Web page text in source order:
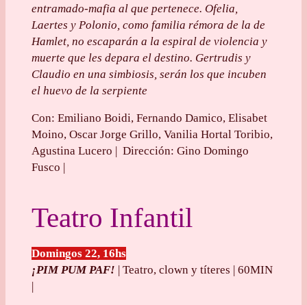
entramado-mafia al que pertenece. Ofelia,
Laertes y Polonio, como familia rémora de la de
Hamlet, no escaparán a la espiral de violencia y
muerte que les depara el destino. Gertrudis y
Claudio en una simbiosis, serán los que incuben
el huevo de la serpiente
Con: Emiliano Boidi, Fernando Damico, Elisabet
Moino, Oscar Jorge Grillo, Vanilia Hortal Toribio,
Agustina Lucero | Dirección: Gino Domingo
Fusco |
Teatro Infantil
Domingos 22, 16hs
¡PIM PUM PAF! | Teatro, clown y títeres | 60MIN
|